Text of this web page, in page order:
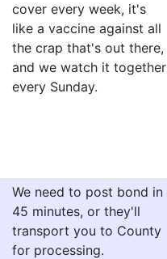
cover every week, it's
like a vaccine against all
the crap that's out there,
and we watch it together
every Sunday.
We need to post bond in
45 minutes, or they'll
transport you to County
for processing.